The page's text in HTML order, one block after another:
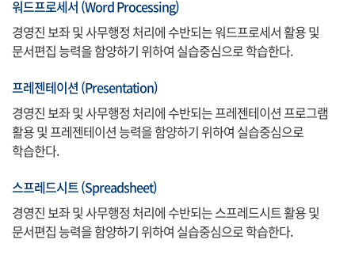
워드프로세서 (Word Processing)
경영진 보좌 및 사무행정 처리에 수반되는 워드프로세서 활용 및
문서편집 능력을 함양하기 위하여 실습중심으로 학습한다.
프레젠테이션 (Presentation)
경영진 보좌 및 사무행정 처리에 수반되는 프레젠테이션 프로그램
활용 및 프레젠테이션 능력을 함양하기 위하여 실습중심으로
학습한다.
스프레드시트 (Spreadsheet)
경영진 보좌 및 사무행정 처리에 수반되는 스프레드시트 활용 및
문서편집 능력을 함양하기 위하여 실습중심으로 학습한다.